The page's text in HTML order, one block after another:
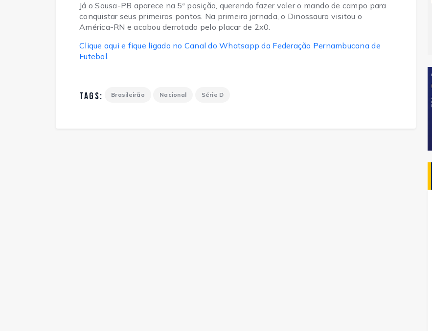
Já o Sousa-PB aparece na 5ª posição, querendo fazer valer o mando de campo para
conquistar seus primeiros pontos. Na primeira jornada, o Dinossauro visitou o
América-RN e acabou derrotado pelo placar de 2x0.
Clique aqui e fique ligado no Canal do Whatsapp da Federação Pernambucana de
Futebol.
TAGS: Brasileirão Nacional Série D